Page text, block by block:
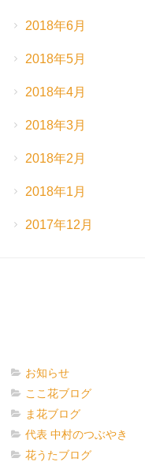
2018年6月
2018年5月
2018年4月
2018年3月
2018年2月
2018年1月
2017年12月
お知らせ
ここ花ブログ
ま花ブログ
代表 中村のつぶやき
花うたブログ